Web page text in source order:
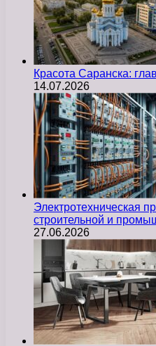
Красота Саранска:
14.07.2026
Электротехническая
строительной и
27.06.2026